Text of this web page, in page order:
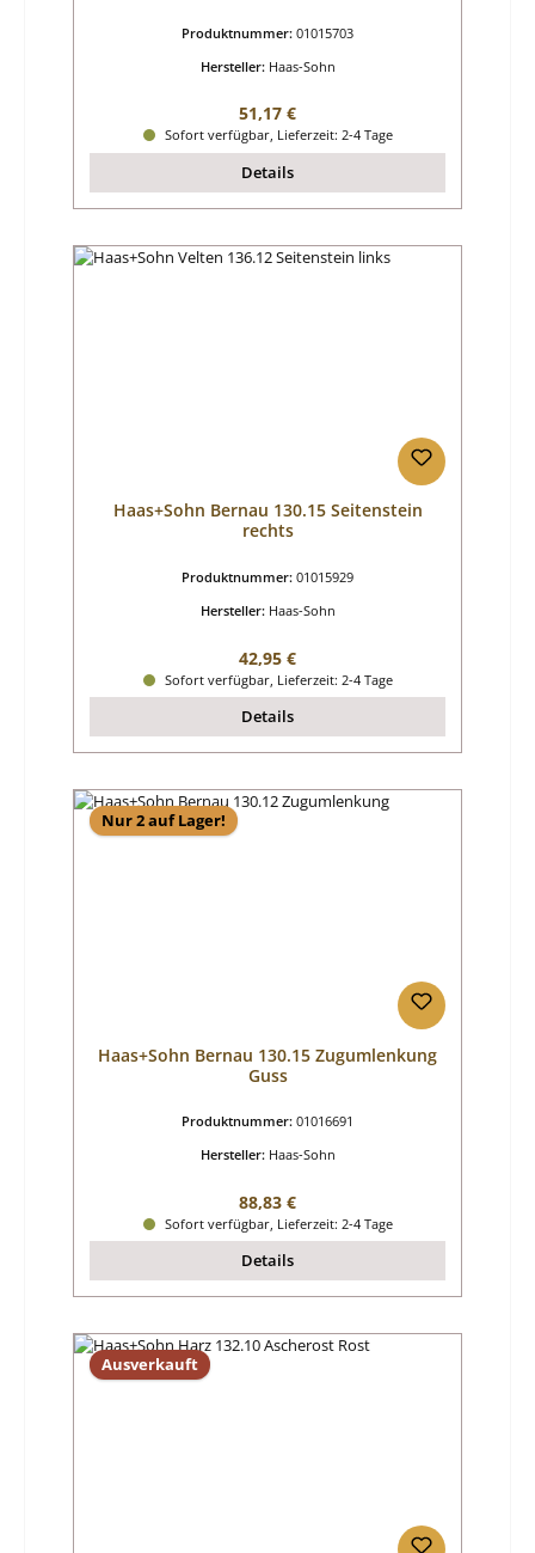
Produktnummer: 01015703
Hersteller: Haas-Sohn
Regulärer Preis:
51,17 €
Sofort verfügbar, Lieferzeit: 2-4 Tage
Details
Haas+Sohn Bernau 130.15 Seitenstein
rechts
Produktnummer: 01015929
Hersteller: Haas-Sohn
Regulärer Preis:
42,95 €
Sofort verfügbar, Lieferzeit: 2-4 Tage
Details
Nur 2 auf Lager!
Haas+Sohn Bernau 130.15 Zugumlenkung
Guss
Produktnummer: 01016691
Hersteller: Haas-Sohn
Regulärer Preis:
88,83 €
Sofort verfügbar, Lieferzeit: 2-4 Tage
Details
Ausverkauft